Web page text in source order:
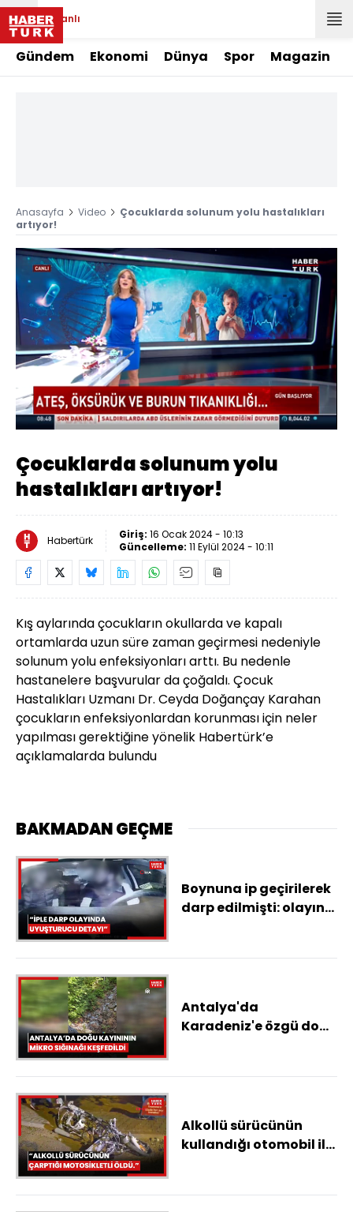
Canlı
Gündem Ekonomi Dünya Spor Magazin
Anasayfa Video
Çocuklarda solunum yolu hastalıkları
artıyor!
Sesi
Aç
Yüklendi:
41.10%
Oynatma
Hızı
Çocuklarda solunum yolu
hastalıkları artıyor!
Habertürk Giriş: 16 Ocak 2024 - 10:13
Güncelleme: 11 Eylül 2024 - 10:11
Kış aylarında çocukların okullarda ve kapalı
ortamlarda uzun süre zaman geçirmesi nedeniyle
solunum yolu enfeksiyonları arttı. Bu nedenle
hastanelere başvurular da çoğaldı. Çocuk
Hastalıkları Uzmanı Dr. Ceyda Doğançay Karahan
çocukların enfeksiyonlardan korunması için neler
yapılması gerektiğine yönelik Habertürk’e
açıklamalarda bulundu
BAKMADAN GEÇME
Boynuna ip geçirilerek
darp edilmişti: olayın
Antalya'da
Karadeniz'e özgü doğu
Alkollü sürücünün
kullandığı otomobil ile